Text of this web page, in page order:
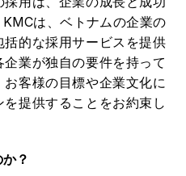
は、ベトナムの企業の
的な採用サービスを提供
業が独自の要件を持って
客様の目標や企業文化に
提供することをお約束し
？